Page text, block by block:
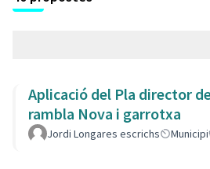
Aplicació del Pla director
rambla Nova i garrotxa
Jordi Longares escrichs Municipi